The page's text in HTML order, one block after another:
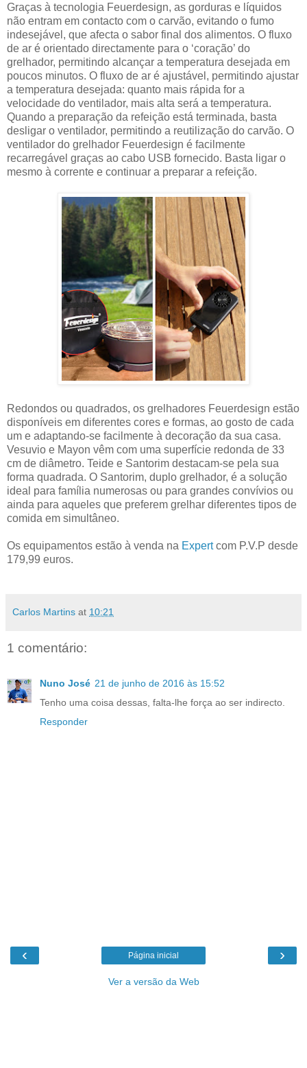
Graças à tecnologia Feuerdesign, as gorduras e líquidos
não entram em contacto com o carvão, evitando o fumo
indesejável, que afecta o sabor final dos alimentos. O fluxo
de ar é orientado directamente para o ‘coração’ do
grelhador, permitindo alcançar a temperatura desejada em
poucos minutos. O fluxo de ar é ajustável, permitindo ajustar
a temperatura desejada: quanto mais rápida for a
velocidade do ventilador, mais alta será a temperatura.
Quando a preparação da refeição está terminada, basta
desligar o ventilador, permitindo a reutilização do carvão. O
ventilador do grelhador Feuerdesign é facilmente
recarregável graças ao cabo USB fornecido. Basta ligar o
mesmo à corrente e continuar a preparar a refeição.
Redondos ou quadrados, os grelhadores Feuerdesign estão
disponíveis em diferentes cores e formas, ao gosto de cada
um e adaptando-se facilmente à decoração da sua casa.
Vesuvio e Mayon vêm com uma superfície redonda de 33
cm de diâmetro. Teide e Santorim destacam-se pela sua
forma quadrada. O Santorim, duplo grelhador, é a solução
ideal para família numerosas ou para grandes convívios ou
ainda para aqueles que preferem grelhar diferentes tipos de
comida em simultâneo.
Os equipamentos estão à venda na Expertcom P.V.P desde
179,99 euros.
Carlos Martins at 10:21
1 comentário:
Nuno José 21 de junho de 2016 às 15:52
Tenho uma coisa dessas, falta-lhe força ao ser indirecto.
Responder
‹ ›
Página inicial
Ver a versão da Web